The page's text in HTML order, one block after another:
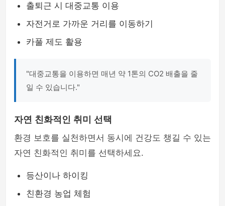
출퇴근 시 대중교통 이용
자전거로 가까운 거리를 이동하기
카풀 제도 활용
"대중교통을 이용하면 매년 약 1톤의 CO2 배출을 줄
일 수 있습니다."
자연 친화적인 취미 선택
환경 보호를 실천하면서 동시에 건강도 챙길 수 있는
자연 친화적인 취미를 선택하세요.
등산이나 하이킹
친환경 농업 체험